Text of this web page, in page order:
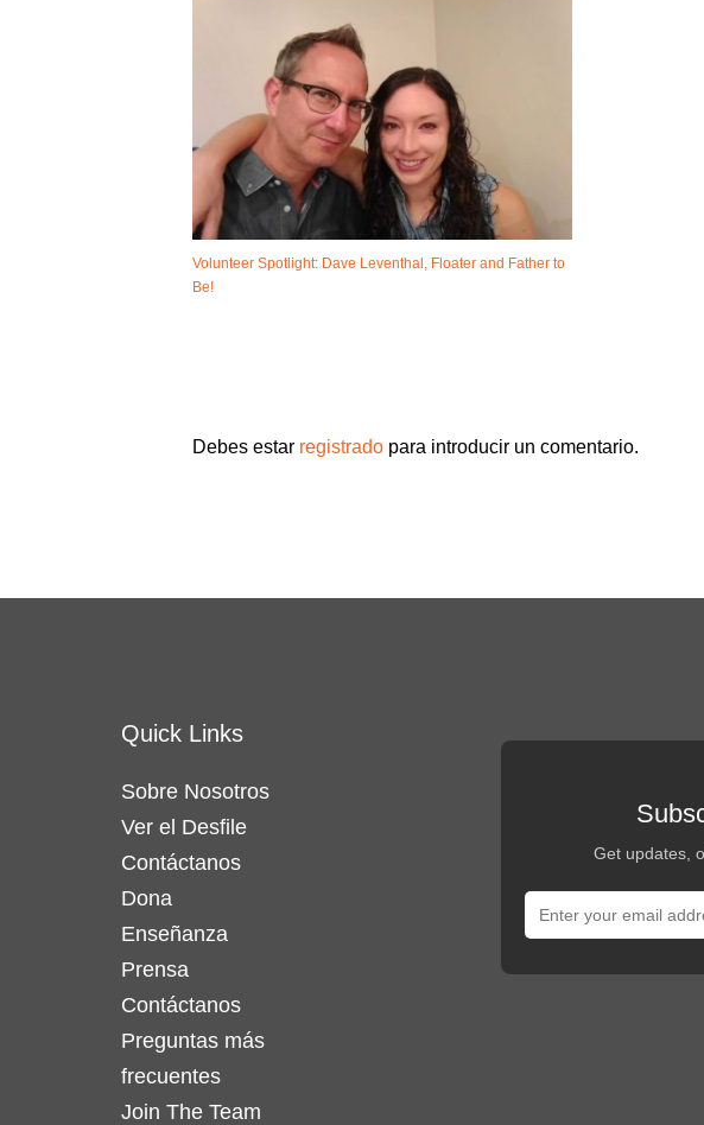
Volunteer Spotlight: Dave Leventhal, Floater and Father to
Be!
Debes estar registrado para introducir un comentario.
Quick Links
Sobre Nosotros
Ver el Desfile
Contáctanos
Dona
Enseñanza
Prensa
Contáctanos
Preguntas más
frecuentes
Join The Team
Get updates,